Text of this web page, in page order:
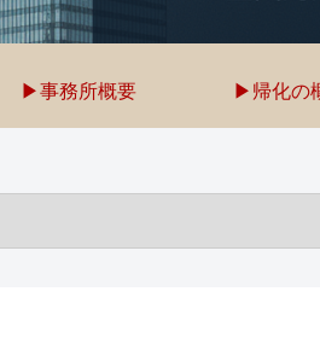
▶事務所概要 ▶帰化の